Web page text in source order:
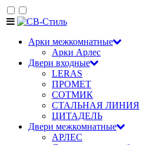
Арки межкомнатные
Арки Арлес
Двери входные
LERAS
ПРОМЕТ
СОТМИК
СТАЛЬНАЯ ЛИНИЯ
ЦИТАДЕЛЬ
Двери межкомнатные
АРЛЕС